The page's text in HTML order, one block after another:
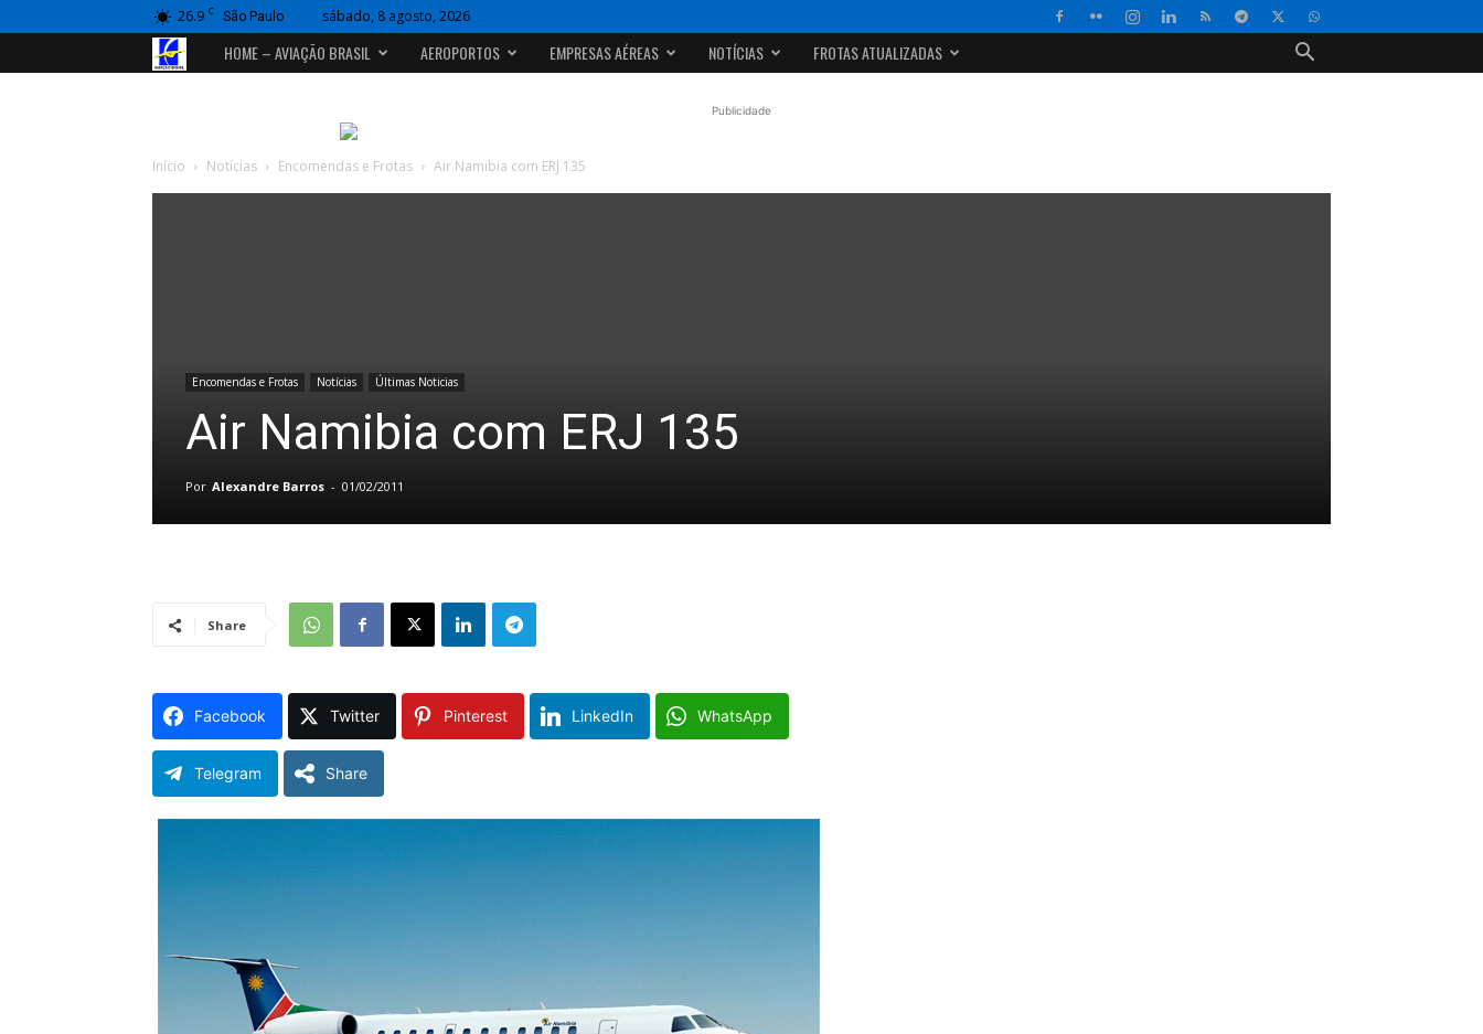
26.9 C São Paulo sábado, 8 agosto, 2026
Portal
HOME – AVIAÇÃO BRASIL AEROPORTOS EMPRESAS AÉREAS NOTÍCIAS FROTAS ATUALIZADAS
Publicidade
Início Notícias Encomendas e Frotas Air Namibia com ERJ 135
Encomendas e Frotas Notícias Últimas Noticias
Air Namibia com ERJ 135
Por Alexandre Barros - 01/02/2011
Share
Facebook Twitter Pinterest LinkedIn WhatsApp
Telegram Share